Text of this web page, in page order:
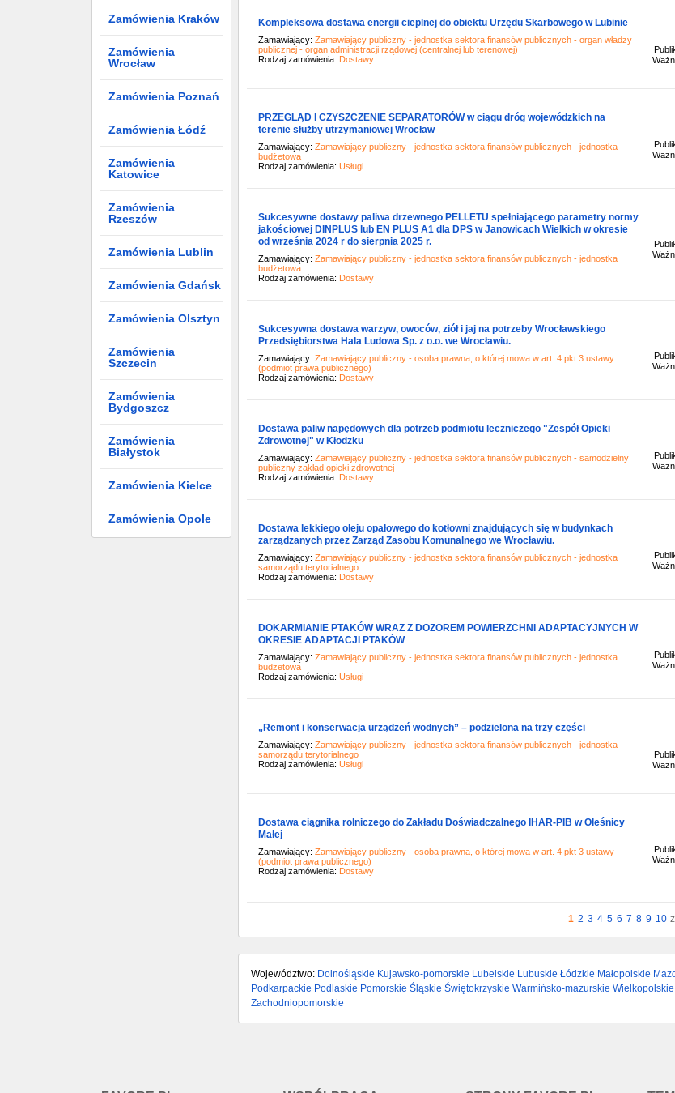
Zamówienia Kraków
Zamówienia
Wrocław
Zamówienia Poznań
Zamówienia Łódź
Zamówienia
Katowice
Zamówienia
Rzeszów
Zamówienia Lublin
Zamówienia Gdańsk
Zamówienia Olsztyn
Zamówienia
Szczecin
Zamówienia
Bydgoszcz
Zamówienia
Białystok
Zamówienia Kielce
Zamówienia Opole
Kompleksowa dostawa energii cieplnej do obiektu Urzędu Skarbowego w Lubinie
Zamawiający: Zamawiający publiczny - jednostka sektora finansów publicznych - organ władzy
publicznej - organ administracji rządowej (centralnej lub terenowej)
Rodzaj zamówienia: Dostawy
PRZEGLĄD I CZYSZCZENIE SEPARATORÓW w ciągu dróg wojewódzkich na
terenie służby utrzymaniowej Wrocław
Zamawiający: Zamawiający publiczny - jednostka sektora finansów publicznych - jednostka
budżetowa
Rodzaj zamówienia: Usługi
Sukcesywne dostawy paliwa drzewnego PELLETU spełniającego parametry normy
jakościowej DINPLUS lub EN PLUS A1 dla DPS w Janowicach Wielkich w okresie
od września 2024 r do sierpnia 2025 r.
Zamawiający: Zamawiający publiczny - jednostka sektora finansów publicznych - jednostka
budżetowa
Rodzaj zamówienia: Dostawy
Sukcesywna dostawa warzyw, owoców, ziół i jaj na potrzeby Wrocławskiego
Przedsiębiorstwa Hala Ludowa Sp. z o.o. we Wrocławiu.
Zamawiający: Zamawiający publiczny - osoba prawna, o której mowa w art. 4 pkt 3 ustawy
(podmiot prawa publicznego)
Rodzaj zamówienia: Dostawy
Dostawa paliw napędowych dla potrzeb podmiotu leczniczego "Zespół Opieki
Zdrowotnej" w Kłodzku
Zamawiający: Zamawiający publiczny - jednostka sektora finansów publicznych - samodzielny
publiczny zakład opieki zdrowotnej
Rodzaj zamówienia: Dostawy
Dostawa lekkiego oleju opałowego do kotłowni znajdujących się w budynkach
zarządzanych przez Zarząd Zasobu Komunalnego we Wrocławiu.
Zamawiający: Zamawiający publiczny - jednostka sektora finansów publicznych - jednostka
samorządu terytorialnego
Rodzaj zamówienia: Dostawy
DOKARMIANIE PTAKÓW WRAZ Z DOZOREM POWIERZCHNI ADAPTACYJNYCH W
OKRESIE ADAPTACJI PTAKÓW
Zamawiający: Zamawiający publiczny - jednostka sektora finansów publicznych - jednostka
budżetowa
Rodzaj zamówienia: Usługi
„Remont i konserwacja urządzeń wodnych” – podzielona na trzy części
Zamawiający: Zamawiający publiczny - jednostka sektora finansów publicznych - jednostka
samorządu terytorialnego
Rodzaj zamówienia: Usługi
Dostawa ciągnika rolniczego do Zakładu Doświadczalnego IHAR-PIB w Oleśnicy
Małej
Zamawiający: Zamawiający publiczny - osoba prawna, o której mowa w art. 4 pkt 3 ustawy
(podmiot prawa publicznego)
Rodzaj zamówienia: Dostawy
1 2 3 4 5 6 7 8 9 10 z
Województwo: Dolnośląskie Kujawsko-pomorskie Lubelskie Lubuskie Łódzkie Małopolskie
Podkarpackie Podlaskie Pomorskie Śląskie Świętokrzyskie Warmińsko-mazurskie Wielkopolskie
Zachodniopomorskie